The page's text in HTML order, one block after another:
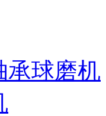
承球磨机